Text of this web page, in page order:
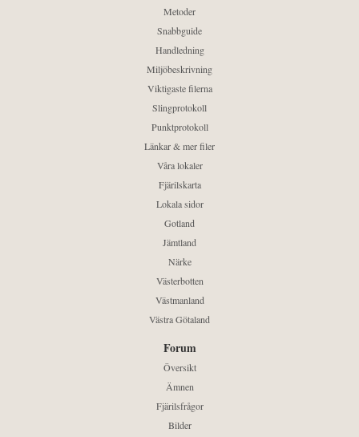
Metoder
Snabbguide
Handledning
Miljöbeskrivning
Viktigaste filerna
Slingprotokoll
Punktprotokoll
Länkar & mer filer
Våra lokaler
Fjärilskarta
Lokala sidor
Gotland
Jämtland
Närke
Västerbotten
Västmanland
Västra Götaland
Forum
Översikt
Ämnen
Fjärilsfrågor
Bilder